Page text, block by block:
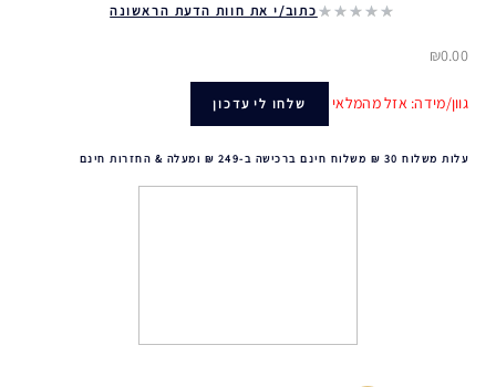
כתוב/י את חוות הדעת הראשונה
₪0.00
גוון/מידה: אזל מהמלאי שלחו לי עדכון
עלות משלוח 30 ₪ משלוח חינם ברכישה ב-249 ₪ ומעלה & החזרות חינם